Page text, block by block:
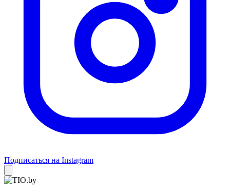
Подписаться на Instagram